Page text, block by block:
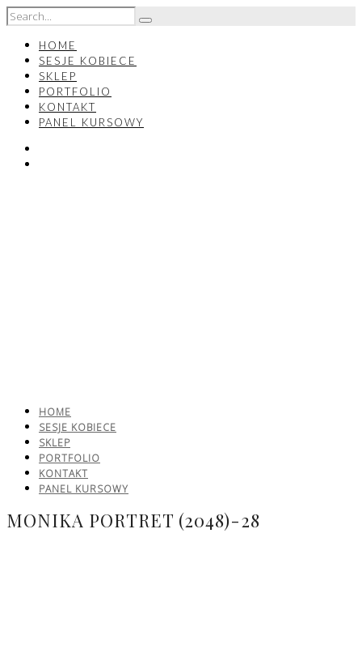
HOME
SESJE KOBIECE
SKLEP
PORTFOLIO
KONTAKT
PANEL KURSOWY
HOME
SESJE KOBIECE
SKLEP
PORTFOLIO
KONTAKT
PANEL KURSOWY
MONIKA PORTRET (2048)-28